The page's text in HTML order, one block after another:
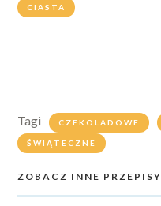
CIASTA
Tagi CZEKOLADOWE
ŚWIĄTECZNE
ZOBACZ INNE PRZEPISY